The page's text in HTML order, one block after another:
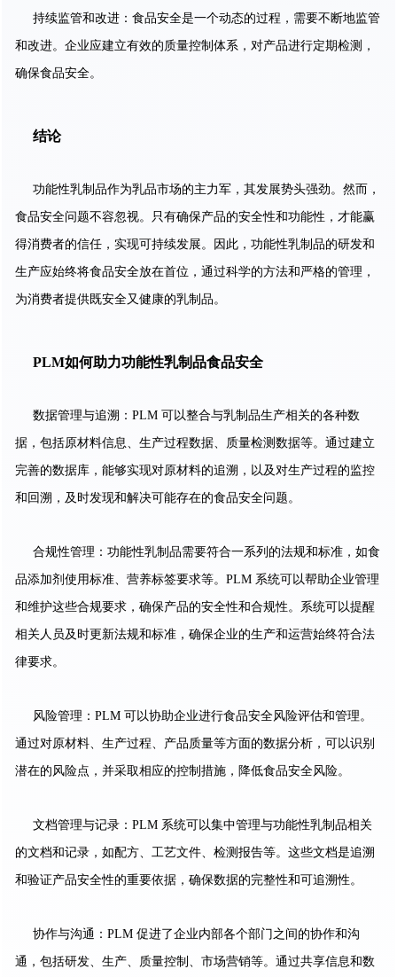
持续监管和改进：食品安全是一个动态的过程，需要不断地监管
和改进。企业应建立有效的质量控制体系，对产品进行定期检测，
确保食品安全。
结论
功能性乳制品作为乳品市场的主力军，其发展势头强劲。然而，
食品安全问题不容忽视。只有确保产品的安全性和功能性，才能赢
得消费者的信任，实现可持续发展。因此，功能性乳制品的研发和
生产应始终将食品安全放在首位，通过科学的方法和严格的管理，
为消费者提供既安全又健康的乳制品。
PLM如何助力功能性乳制品食品安全
数据管理与追溯：PLM 可以整合与乳制品生产相关的各种数
据，包括原材料信息、生产过程数据、质量检测数据等。通过建立
完善的数据库，能够实现对原材料的追溯，以及对生产过程的监控
和回溯，及时发现和解决可能存在的食品安全问题。
合规性管理：功能性乳制品需要符合一系列的法规和标准，如食
品添加剂使用标准、营养标签要求等。PLM 系统可以帮助企业管理
和维护这些合规要求，确保产品的安全性和合规性。系统可以提醒
相关人员及时更新法规和标准，确保企业的生产和运营始终符合法
律要求。
风险管理：PLM 可以协助企业进行食品安全风险评估和管理。
通过对原材料、生产过程、产品质量等方面的数据分析，可以识别
潜在的风险点，并采取相应的控制措施，降低食品安全风险。
文档管理与记录：PLM 系统可以集中管理与功能性乳制品相关
的文档和记录，如配方、工艺文件、检测报告等。这些文档是追溯
和验证产品安全性的重要依据，确保数据的完整性和可追溯性。
协作与沟通：PLM 促进了企业内部各个部门之间的协作和沟
通，包括研发、生产、质量控制、市场营销等。通过共享信息和数